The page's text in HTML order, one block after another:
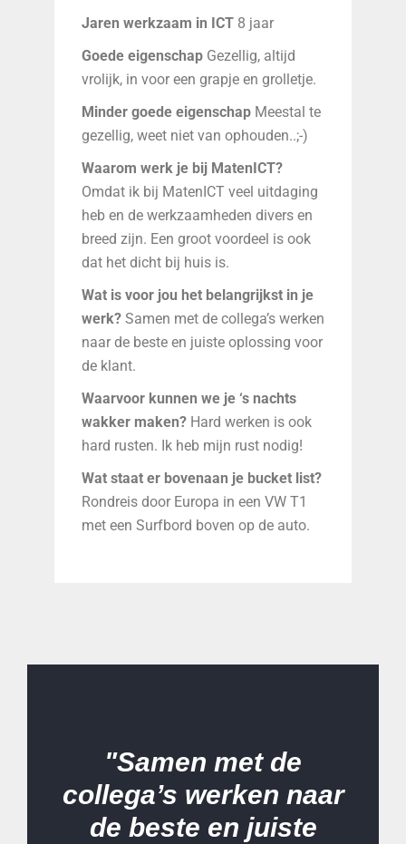
Jaren werkzaam in ICT 8 jaar
Goede eigenschap Gezellig, altijd
vrolijk, in voor een grapje en grolletje.
Minder goede eigenschap Meestal te
gezellig, weet niet van ophouden..;-)
Waarom werk je bij MatenICT?
Omdat ik bij MatenICT veel uitdaging
heb en de werkzaamheden divers en
breed zijn. Een groot voordeel is ook
dat het dicht bij huis is.
Wat is voor jou het belangrijkst in je
werk? Samen met de collega’s werken
naar de beste en juiste oplossing voor
de klant.
Waarvoor kunnen we je ‘s nachts
wakker maken? Hard werken is ook
hard rusten. Ik heb mijn rust nodig!
Wat staat er bovenaan je bucket list?
Rondreis door Europa in een VW T1
met een Surfbord boven op de auto.
"Samen met de
collega’s werken naar
de beste en juiste